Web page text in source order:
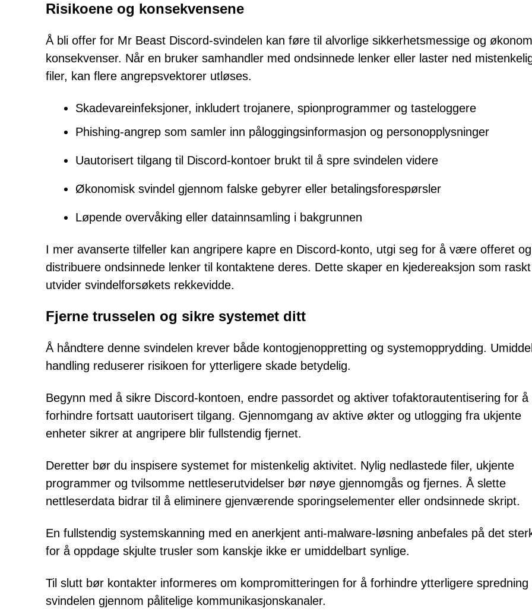
Risikoene og konsekvensene
Å bli offer for Mr Beast Discord-svindelen kan føre til alvorlige sikkerhetsmessige og
konsekvenser. Når en bruker samhandler med ondsinnede lenker eller laster ned
filer, kan flere angrepsvektorer utløses.
Skadevareinfeksjoner, inkludert trojanere, spionprogrammer og tasteloggere
Phishing-angrep som samler inn påloggingsinformasjon og personopplysninger
Uautorisert tilgang til Discord-kontoer brukt til å spre svindelen videre
Økonomisk svindel gjennom falske gebyrer eller betalingsforespørsler
Løpende overvåking eller datainnsamling i bakgrunnen
I mer avanserte tilfeller kan angripere kapre en Discord-konto, utgi seg for å være offeret og
distribuere ondsinnede lenker til kontaktene deres. Dette skaper en kjedereaksjon som raskt
utvider svindelforsøkets rekkevidde.
Fjerne trusselen og sikre systemet ditt
Å håndtere denne svindelen krever både kontogjenoppretting og systemopprydding.
handling reduserer risikoen for ytterligere skade betydelig.
Begynn med å sikre Discord-kontoen, endre passordet og aktiver tofaktorautentisering for å
forhindre fortsatt uautorisert tilgang. Gjennomgang av aktive økter og utlogging fra ukjente
enheter sikrer at angripere blir fullstendig fjernet.
Deretter bør du inspisere systemet for mistenkelig aktivitet. Nylig nedlastede filer, ukjente
programmer og tvilsomme nettleserutvidelser bør nøye gjennomgås og fjernes. Å slette
nettleserdata bidrar til å eliminere gjenværende sporingselementer eller ondsinnede skript.
En fullstendig systemskanning med en anerkjent anti-malware-løsning anbefales på det
for å oppdage skjulte trusler som kanskje ikke er umiddelbart synlige.
Til slutt bør kontakter informeres om kompromitteringen for å forhindre ytterligere spredning
svindelen gjennom pålitelige kommunikasjonskanaler.